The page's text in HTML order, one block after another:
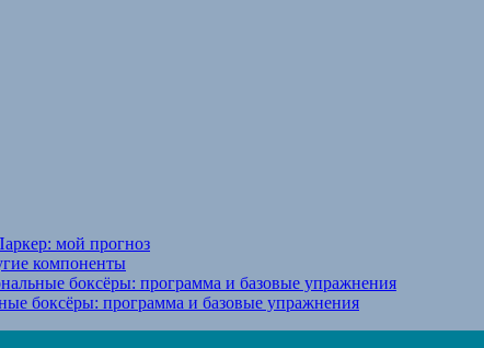
мой прогноз
компоненты
боксёры: программа и базовые упражнения
боксёры: программа и базовые упражнения